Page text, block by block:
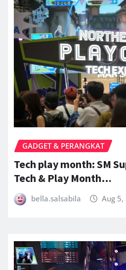
GADGET & PERANGKAT
Tech play month: SM
Tech & Play Month…
bella.salsabila Aug 5,